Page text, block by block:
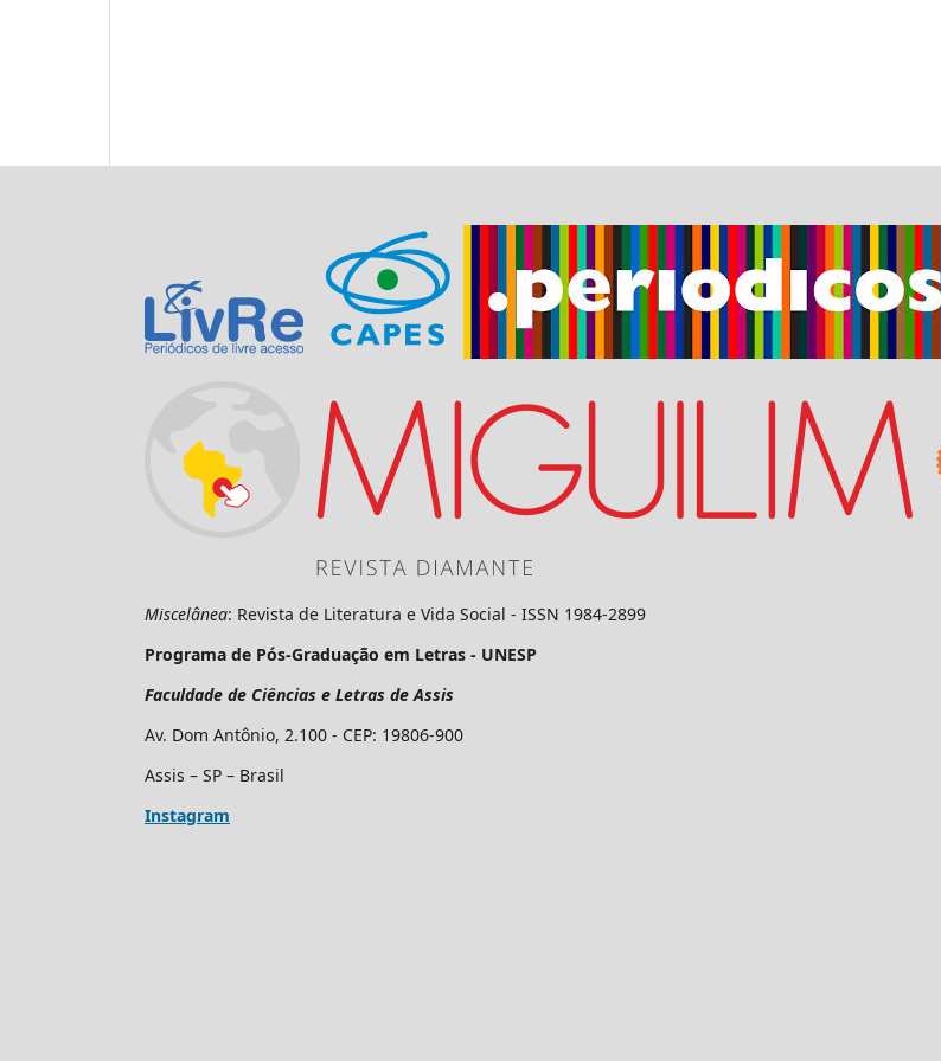
Miscelânea: Revista de Literatura e Vida Social - ISSN 1984-2899
Programa de Pós-Graduação em Letras - UNESP
Faculdade de Ciências e Letras de Assis
Av. Dom Antônio, 2.100 - CEP: 19806-900
Assis – SP – Brasil
Instagram